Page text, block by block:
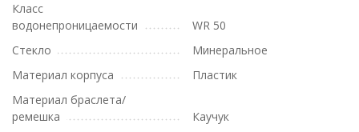
Класс
водонепроницаемости
WR 50
Стекло
Минеральное
Материал корпуса
Пластик
Материал браслета/
ремешка
Каучук